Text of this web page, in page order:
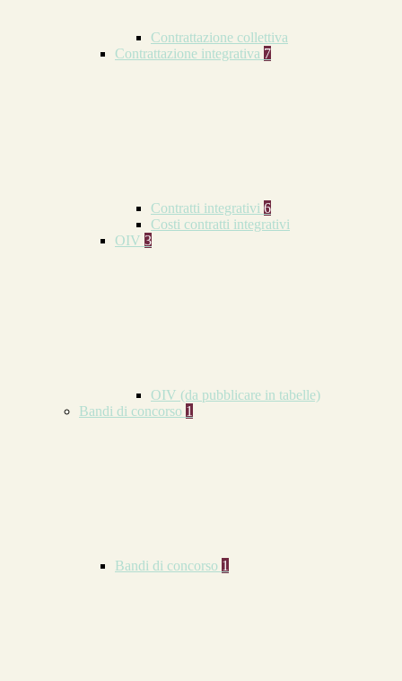
Contrattazione collettiva
Contrattazione integrativa 7
Contratti integrativi 6
Costi contratti integrativi
OIV 3
OIV (da pubblicare in tabelle)
Bandi di concorso 1
Bandi di concorso 1